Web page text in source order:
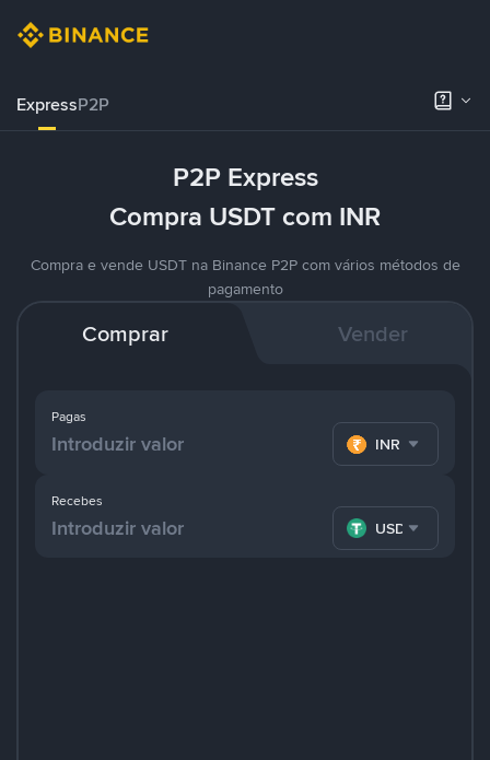
ExpressP2P
P2P Express
Compra USDT com INR
Compra e vende USDT na Binance P2P com vários métodos de
pagamento
Comprar Vender
Pagas
INR
Recebes
USDT